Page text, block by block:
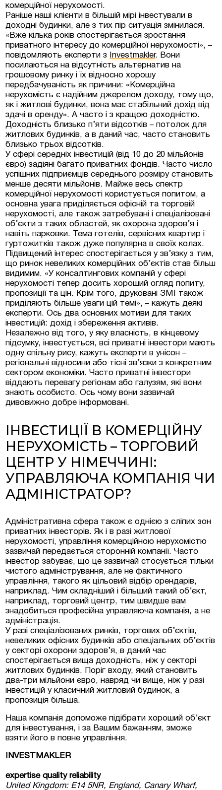
комерційної нерухомості.
Раніше наші клієнти в більшій мірі інвестували в
доходні будинки, але з тих пір ситуація змінилася.
«Вже кілька років спостерігається зростання
приватного інтересу до комерційної нерухомості», –
повідомляють експерти з
Investmakler. Вони
посилаються на відсутність альтернатив на
грошовому ринку і їх відносно хорошу
передбачуваність як причини: «Комерційна
нерухомість є надійним джерелом доходу, тому що,
як і житлові будинки, вона має стабільний дохід від
здачі в оренду». А часто і з кращою доходністю.
Доходність близько п’яти відсотків – потолок для
житлових будинків, а в даний час, часто становить
близько трьох відсотків.
У сфері середніх інвестицій (від 10 до 20 мільйонів
євро) задіяні багато приватних фондів. Часто число
успішних підприємців середнього розміру становить
менше десяти мільйонів. Майже весь спектр
комерційної нерухомості користується попитом, а
основна увага приділяється офісній та торговій
нерухомості, але також затребувані і спеціалізовані
об’єкти з таких областей, як охорона здоров’я і
навіть парковки. Тема готелів, сервісних квартир і
гуртожитків також дуже популярна в своїх колах.
Підвищений інтерес спостерігається у зв’язку з тим,
що ринок невеликих комерційних об’єктів став більш
видимим. «У консалтингових компаній у сфері
нерухомості тепер досить хороший огляд попиту,
пропозиції та цін. Крім того, друковані ЗМІ також
приділяють більше уваги цій темі», – кажуть деякі
експерти. Ось два основних мотиви для таких
інвестицій: дохід і збереження активів.
Незалежно від того, у яку власність, в кінцевому
підсумку, інвестується, всі приватні інвестори мають
одну спільну рису, кажуть експерти в унісон –
регіональні відносини або тісні зв’язки з конкретним
сектором економіки. Часто приватні інвестори
віддають перевагу регіонам або галузям, які вони
знають особисто. Ось чому вони зазвичай
дивовижно добре інформовані.
ІНВЕСТИЦІЇ В КОМЕРЦІЙНУ
НЕРУХОМІСТЬ – ТОРГОВИЙ
ЦЕНТР У НІМЕЧЧИНІ:
УПРАВЛЯЮЧА КОМПАНІЯ ЧИ
АДМІНІСТРАТОР?
Адміністративна сфера також є однією з сліпих зон
приватних інвесторів. Як і в разі житлової
нерухомості, управління комерційною нерухомістю
зазвичай передається сторонній компанії. Часто
інвестор забуває, що це зазвичай стосується тільки
чистого адміністрування, але не фактичного
управління, такого як цільовий відбір орендарів,
наприклад. Чим складніший і більший такий об’єкт,
наприклад, торговий центр, тим швидше вам
знадобиться професійна управляюча компанія, а не
адміністрація.
У разі спеціалізованих ринків, торгових об’єктів,
невеликих офісних будинків або спеціальних об’єктів
у секторі охорони здоров’я, в даний час
спостерігається вища доходність, ніж у секторі
житлових будинків. Поріг входу, який становить
два-три мільйони євро, навряд чи вище, ніж у разі
інвестицій у класичний житловий будинок, а
пропозиція більша.
Наша компанія допоможе підібрати хороший об’єкт
для інвестування, і за Вашим бажанням, зможе
взяти його в повне управління.
INVESTMAKLER
expertise quality reliability
United Kingdom: E14 5NR, England, Canary Wharf,
Залишити заявку
Згоден на обробку персональних даних